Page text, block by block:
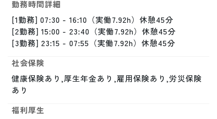
勤務時間詳細
[1勤務] 07:30 - 16:10（実働7.92h）休憩45分
[2勤務] 15:00 - 23:40（実働7.92h）休憩45分
[3勤務] 23:15 - 07:55（実働7.92h）休憩45分
社会保険
健康保険あり,厚生年金あり,雇用保険あり,労災保険
あり
福利厚生